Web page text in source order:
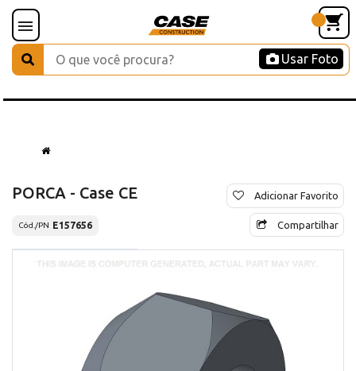
Usar Foto
PORCA - Case CE
Cód./PN E157656
Adicionar Favorito
Compartilhar